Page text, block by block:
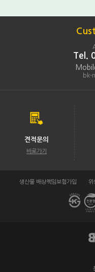
Tel.
bk-
견적문의
바로가기
생산물 배상책임보험가입 위